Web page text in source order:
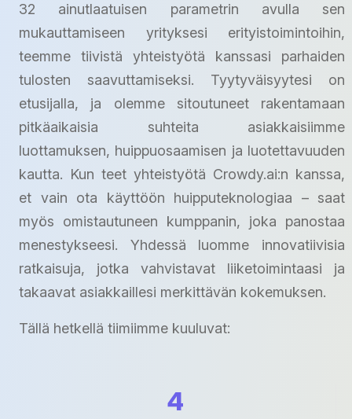
32 ainutlaatuisen parametrin avulla sen
mukauttamiseen yrityksesi erityistoimintoihin,
teemme tiivistä yhteistyötä kanssasi parhaiden
tulosten saavuttamiseksi. Tyytyväisyytesi on
etusijalla, ja olemme sitoutuneet rakentamaan
pitkäaikaisia suhteita asiakkaisiimme
luottamuksen, huippuosaamisen ja luotettavuuden
kautta. Kun teet yhteistyötä Crowdy.ai:n kanssa,
et vain ota käyttöön huipputeknologiaa – saat
myös omistautuneen kumppanin, joka panostaa
menestykseesi. Yhdessä luomme innovatiivisia
ratkaisuja, jotka vahvistavat liiketoimintaasi ja
takaavat asiakkaillesi merkittävän kokemuksen.
Tällä hetkellä tiimiimme kuuluvat:
4